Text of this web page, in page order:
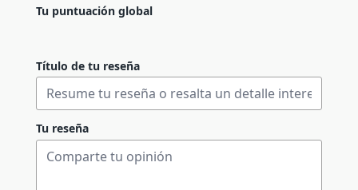
Tu puntuación global
Título de tu reseña
Tu reseña